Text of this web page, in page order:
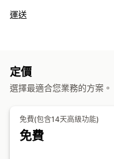
追蹤
通知
運送
定價
選擇最適合您業務的方案。
免費(包含14天高級功能)
免費